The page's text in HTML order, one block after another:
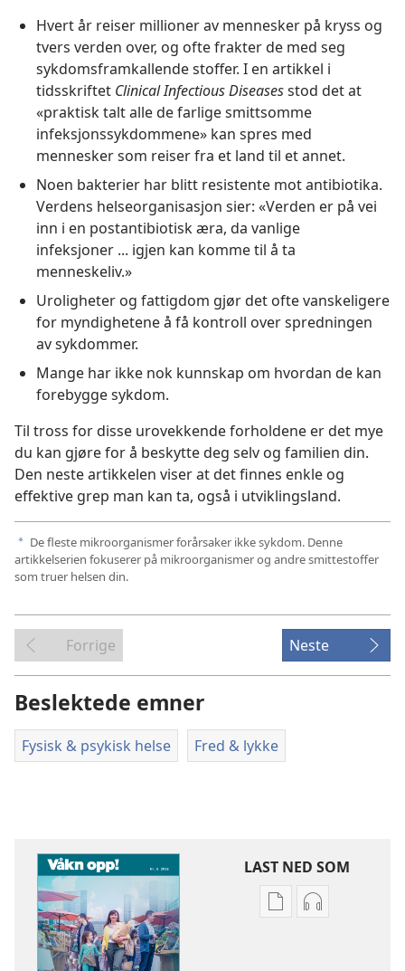
Hvert år reiser millioner av mennesker på kryss og
tvers verden over, og ofte frakter de med seg
sykdomsframkallende stoffer. I en artikkel i
tidsskriftet Clinical Infectious Diseasesstod det at
«praktisk talt alle de farlige smittsomme
infeksjonssykdommene» kan spres med
mennesker som reiser fra et land til et annet.
Noen bakterier har blitt resistente mot antibiotika.
Verdens helseorganisasjon sier: «Verden er på vei
inn i en postantibiotisk æra, da vanlige
infeksjoner ... igjen kan komme til å ta
menneskeliv.»
Uroligheter og fattigdom gjør det ofte vanskeligere
for myndighetene å få kontroll over spredningen
av sykdommer.
Mange har ikke nok kunnskap om hvordan de kan
forebygge sykdom.
Til tross for disse urovekkende forholdene er det mye
du kan gjøre for å beskytte deg selv og familien din.
Den neste artikkelen viser at det finnes enkle og
effektive grep man kan ta, også i utviklingsland.
a De fleste mikroorganismer forårsaker ikke sykdom. Denne
artikkelserien fokuserer på mikroorganismer og andre smittestoffer
som truer helsen din.
Forrige Neste
Beslektede emner
Fysisk & psykisk helse Fred & lykke
LAST NED SOM